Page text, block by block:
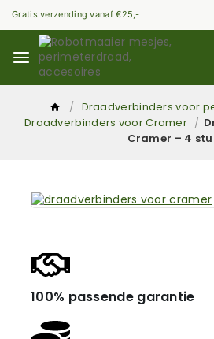
Gratis verzending vanaf €25,-
/ Draadverbinders voor
Draadverbinders voor Cramer /
Cramer – 4
100% passende garantie